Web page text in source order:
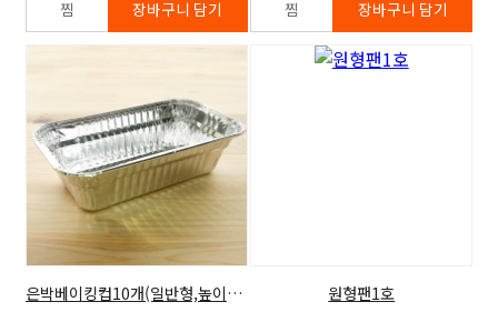
은박베이킹컵10개(일반형,높이4cm)
원형팬1호